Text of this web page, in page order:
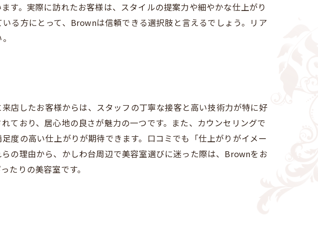
す。実際に訪れたお客様は、スタイルの提案力や細やかな仕上がり
る方にとって、Brownは信頼できる選択肢と言えるでしょう。リア
店したお客様からは、スタッフの丁寧な接客と高い技術力が特に好
ており、居心地の良さが魅力の一つです。また、カウンセリングで
度の高い仕上がりが期待できます。口コミでも「仕上がりがイメー
の理由から、かしわ台周辺で美容室選びに迷った際は、Brownをお
たりの美容室です。